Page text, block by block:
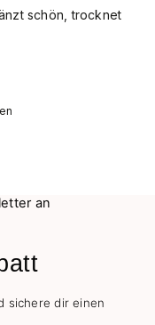
schön, trocknet
sichere dir einen